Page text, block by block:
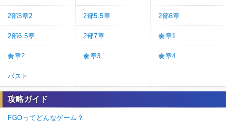
2部5章2 2部5.5章 2部6章
2部6.5章 2部7章 奏章1
奏章2 奏章3 奏章4
パスト
攻略ガイド
FGOってどんなゲーム？